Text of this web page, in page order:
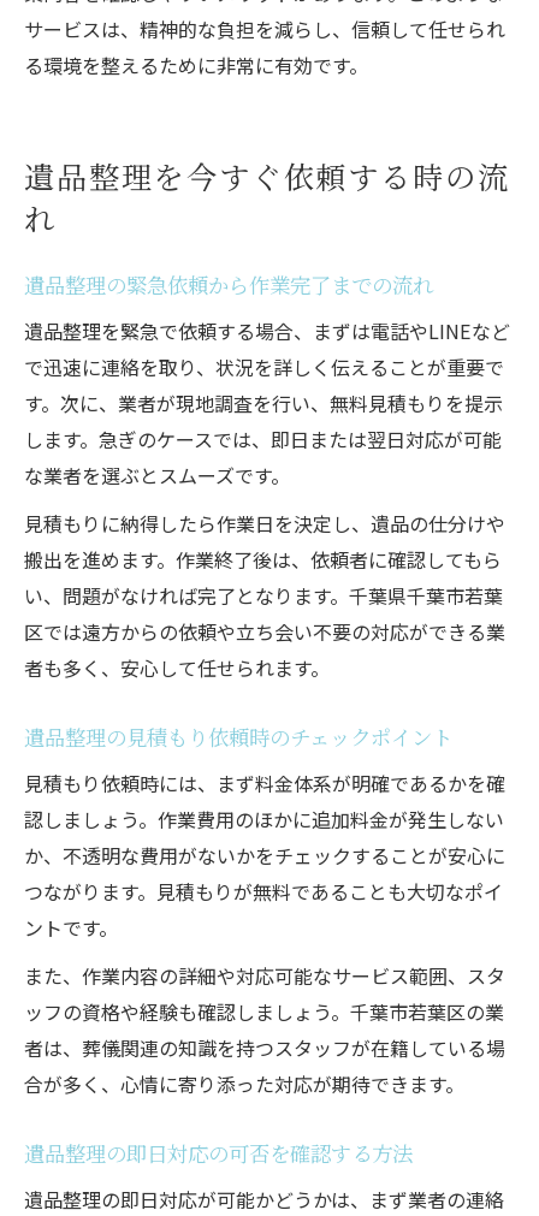
サービスは、精神的な負担を減らし、信頼して任せられ
る環境を整えるために非常に有効です。
遺品整理を今すぐ依頼する時の流
れ
遺品整理の緊急依頼から作業完了までの流れ
遺品整理を緊急で依頼する場合、まずは電話やLINEなど
で迅速に連絡を取り、状況を詳しく伝えることが重要で
す。次に、業者が現地調査を行い、無料見積もりを提示
します。急ぎのケースでは、即日または翌日対応が可能
な業者を選ぶとスムーズです。
見積もりに納得したら作業日を決定し、遺品の仕分けや
搬出を進めます。作業終了後は、依頼者に確認してもら
い、問題がなければ完了となります。千葉県千葉市若葉
区では遠方からの依頼や立ち会い不要の対応ができる業
者も多く、安心して任せられます。
遺品整理の見積もり依頼時のチェックポイント
見積もり依頼時には、まず料金体系が明確であるかを確
認しましょう。作業費用のほかに追加料金が発生しない
か、不透明な費用がないかをチェックすることが安心に
つながります。見積もりが無料であることも大切なポイ
ントです。
また、作業内容の詳細や対応可能なサービス範囲、スタ
ッフの資格や経験も確認しましょう。千葉市若葉区の業
者は、葬儀関連の知識を持つスタッフが在籍している場
合が多く、心情に寄り添った対応が期待できます。
遺品整理の即日対応の可否を確認する方法
遺品整理の即日対応が可能かどうかは、まず業者の連絡